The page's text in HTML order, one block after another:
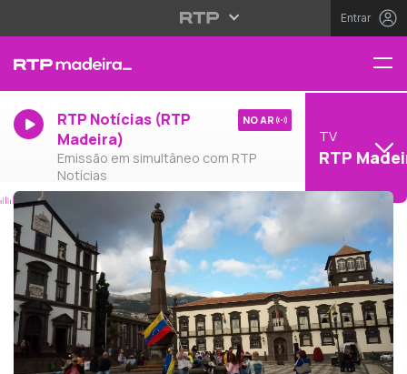
Entrar
RTP Notícias (RTP
Madeira)
Emissão em simultâneo com RTP
Notícias
NO AR
TV
RTP